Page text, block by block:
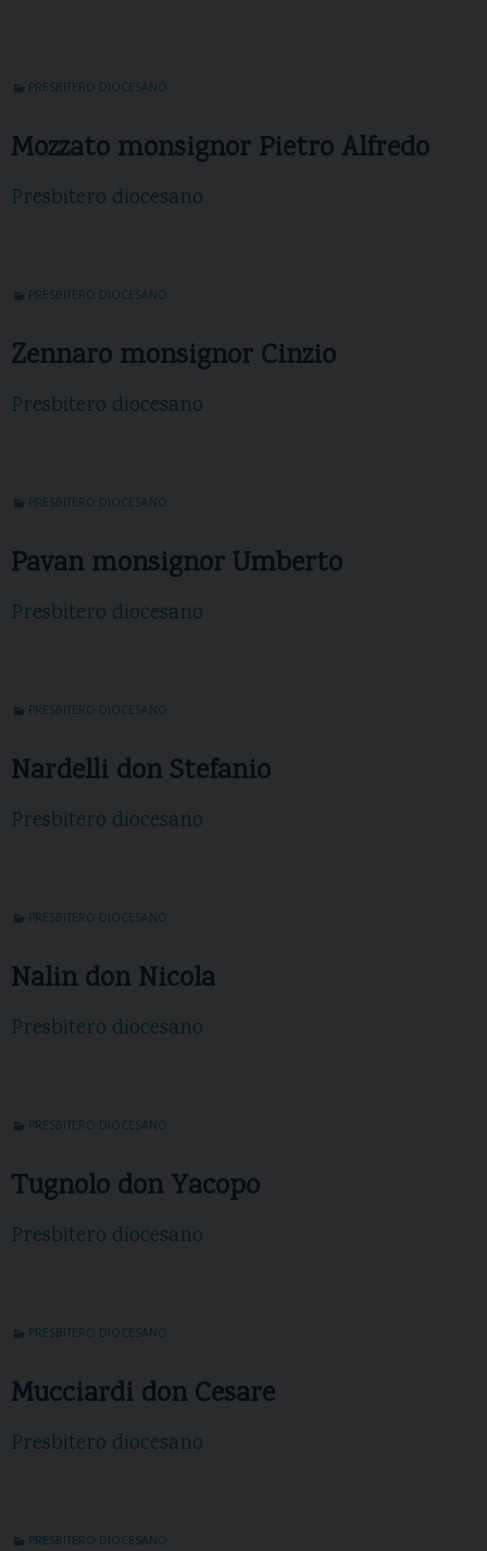
PRESBITERO DIOCESANO
Mozzato monsignor Pietro Alfredo
Presbitero diocesano
PRESBITERO DIOCESANO
Zennaro monsignor Cinzio
Presbitero diocesano
PRESBITERO DIOCESANO
Pavan monsignor Umberto
Presbitero diocesano
PRESBITERO DIOCESANO
Nardelli don Stefanio
Presbitero diocesano
PRESBITERO DIOCESANO
Nalin don Nicola
Presbitero diocesano
PRESBITERO DIOCESANO
Tugnolo don Yacopo
Presbitero diocesano
PRESBITERO DIOCESANO
Mucciardi don Cesare
Presbitero diocesano
PRESBITERO DIOCESANO